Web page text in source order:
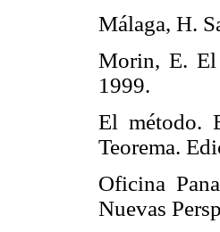
Málaga, H.
Morin, E. El
1999.
El método.
Teorema.
Oficina
Nuevas